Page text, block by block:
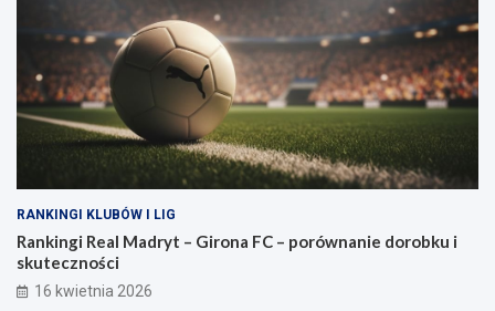
RANKINGI KLUBÓW I LIG
Rankingi Real Madryt – Girona FC – porównanie dorobku i
skuteczności
16 kwietnia 2026